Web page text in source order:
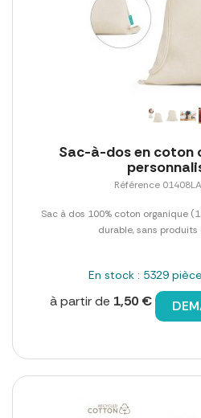
Sac-à-dos en coton
Référence
Sac à dos 100% coton organique
durable, sans produits
En stock : 5329
à partir de 1,50 €